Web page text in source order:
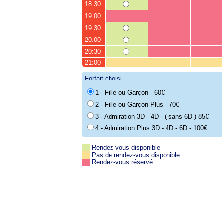
18:30
19:00
19:30
20:00
20:30
21:00
Forfait choisi
1 - Fille ou Garçon - 60€
2 - Fille ou Garçon Plus - 70€
3 - Admiration 3D - 4D - ( sans 6D ) 85€
4 - Admiration Plus 3D - 4D - 6D - 100€
Rendez-vous disponible
Pas de rendez-vous disponible
Rendez-vous réservé